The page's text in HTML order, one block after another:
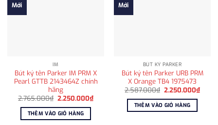
Mới
IM
Bút ký tên Parker IM PRM X
Pearl GTTB 2143464Z chính
hãng
2.765.000₫ Giá
là:
2.765.000₫.
2.250.000₫Giá
hiện
THÊM VÀO GIỎ HÀNG
Mới
BÚT KÝ PARKER
Bút ký tên Parker URB PRM
X Orange TB4 1975473
2.587.000₫ Giá
là:
2.587.000₫.
2.250.000₫Giá
hiện
THÊM VÀO GIỎ HÀNG